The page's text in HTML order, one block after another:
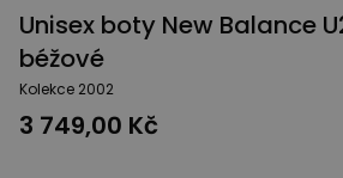
Unisex boty New Balance
béžové
Kolekce 2002
3 749,00 Kč